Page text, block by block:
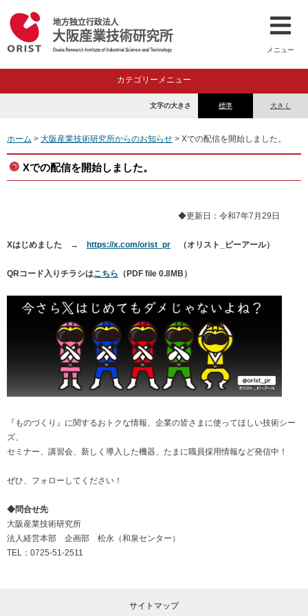
メニュー
カテゴリーメニュー
標準 大きく
文字の大きさ
ホーム > 大阪産業技術研究所からのお知らせ > Xでの配信を開始しました。
Xでの配信を開始しました。
◆更新日：令和7年7月29日
Xはじめました → https://x.com/orist_pr （オリスト_ピーアール）
QRコード入りチラシはこちら （PDF file 0.8MB）
『ものづくり』に関するおトクな情報、企業の皆さまに使ってほしい技術シー
ズ、
セミナー、講習会、新しく導入した機器、たまに職員採用情報など発信中！
ぜひ、フォローしてください！
◆問合せ先
大阪産業技術研究所
法人経営本部 企画部 松永（和泉センター）
TEL：0725-51-2511
サイトマップ